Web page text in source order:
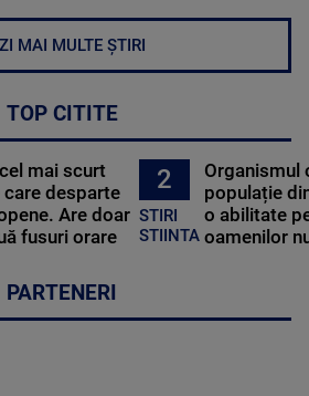
MAI MULTE ȘTIRI
TOP CITITE
mai scurt
desparte
Are doar
fusuri orare
2
STIRI
STIINTA
Organismul
populație
o abilitate
oamenilor
PARTENERI